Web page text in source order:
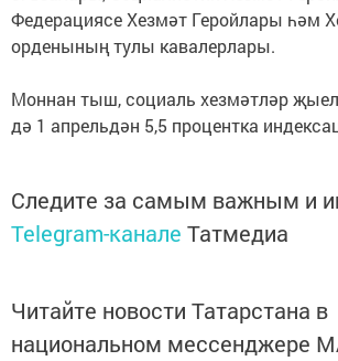
Федерациясе Хезмәт Геройлары һәм
орденының тулы кавалерлары.
Моннан тыш, социаль хезмәтләр
дә 1 апрельдән 5,5 процентка
Следите за самым важным и
Telegram-канале Татмедиа
Читайте новости Татарстана в
национальном мессенджере